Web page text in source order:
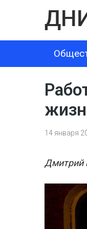
14 января
Дмитрий